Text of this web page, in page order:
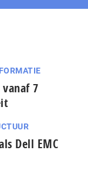
vanaf 7
Dell EMC